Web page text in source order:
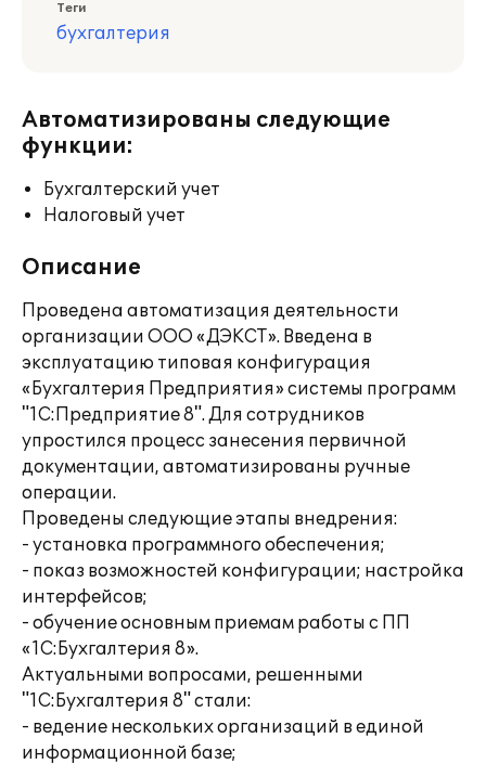
Теги
бухгалтерия
Автоматизированы следующие
функции:
Бухгалтерский учет
Налоговый учет
Описание
Проведена автоматизация деятельности
организации ООО «ДЭКСТ». Введена в
эксплуатацию типовая конфигурация
«Бухгалтерия Предприятия» системы программ
"1С:Предприятие 8". Для сотрудников
упростился процесс занесения первичной
документации, автоматизированы ручные
операции.
Проведены следующие этапы внедрения:
- установка программного обеспечения;
- показ возможностей конфигурации; настройка
интерфейсов;
- обучение основным приемам работы с ПП
«1С:Бухгалтерия 8».
Актуальными вопросами, решенными
"1С:Бухгалтерия 8" стали:
- ведение нескольких организаций в единой
информационной базе;